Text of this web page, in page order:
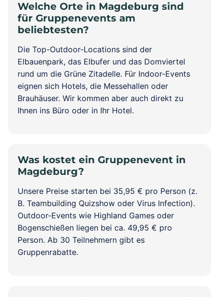
Welche Orte in Magdeburg sind
für Gruppenevents am
beliebtesten?
Die Top-Outdoor-Locations sind der
Elbauenpark, das Elbufer und das Domviertel
rund um die Grüne Zitadelle. Für Indoor-Events
eignen sich Hotels, die Messehallen oder
Brauhäuser. Wir kommen aber auch direkt zu
Ihnen ins Büro oder in Ihr Hotel.
Was kostet ein Gruppenevent in
Magdeburg?
Unsere Preise starten bei 35,95 € pro Person (z.
B. Teambuilding Quizshow oder Virus Infection).
Outdoor-Events wie Highland Games oder
Bogenschießen liegen bei ca. 49,95 € pro
Person. Ab 30 Teilnehmern gibt es
Gruppenrabatte.